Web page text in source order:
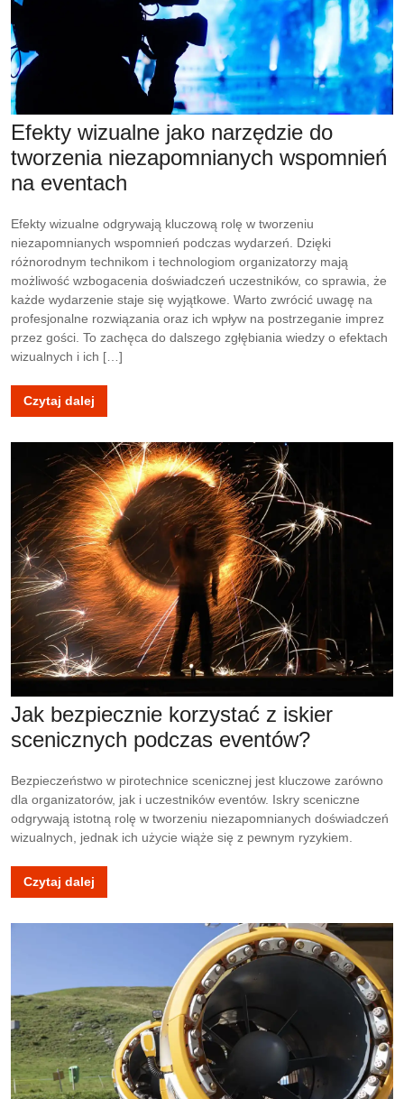
Efekty wizualne jako narzędzie do
tworzenia niezapomnianych wspomnień
na eventach
Efekty wizualne odgrywają kluczową rolę w tworzeniu
niezapomnianych wspomnień podczas wydarzeń. Dzięki
różnorodnym technikom i technologiom organizatorzy mają
możliwość wzbogacenia doświadczeń uczestników, co sprawia, że
każde wydarzenie staje się wyjątkowe. Warto zwrócić uwagę na
profesjonalne rozwiązania oraz ich wpływ na postrzeganie imprez
przez gości. To zachęca do dalszego zgłębiania wiedzy o efektach
wizualnych i ich […]
Czytaj dalej
Jak bezpiecznie korzystać z iskier
scenicznych podczas eventów?
Bezpieczeństwo w pirotechnice scenicznej jest kluczowe zarówno
dla organizatorów, jak i uczestników eventów. Iskry sceniczne
odgrywają istotną rolę w tworzeniu niezapomnianych doświadczeń
wizualnych, jednak ich użycie wiąże się z pewnym ryzykiem.
Czytaj dalej